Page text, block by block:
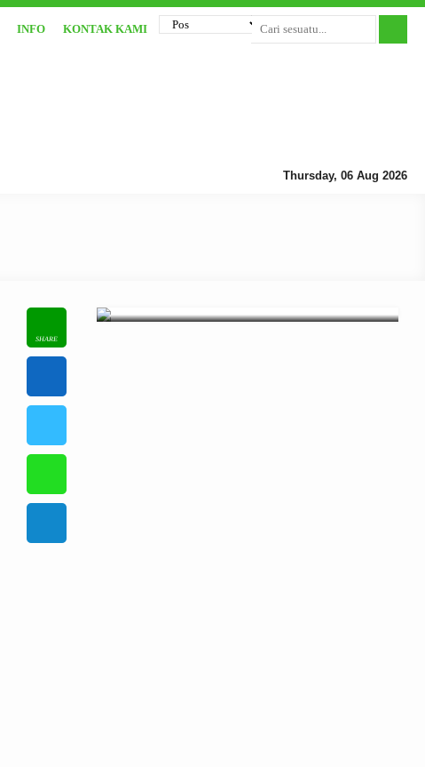
INFO KONTAK KAMI
Thursday, 06 Aug 2026